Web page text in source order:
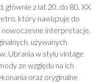
z lat 20. do 80. XX
który nawiązuje do
nowoczesne interpretacje,
używanych
Ubrania w stylu vintage
ze względu na ich
oraz oryginalne